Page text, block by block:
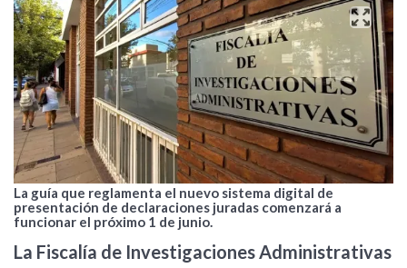
La guía que reglamenta el nuevo sistema digital de
presentación de declaraciones juradas comenzará a
funcionar el próximo 1 de junio.
La Fiscalía de Investigaciones Administrativas